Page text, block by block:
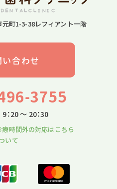
町1-3-38レフィアント一階
い合わせ
3755
9：20 〜 20：30
療時間外の対応はこちら
いて